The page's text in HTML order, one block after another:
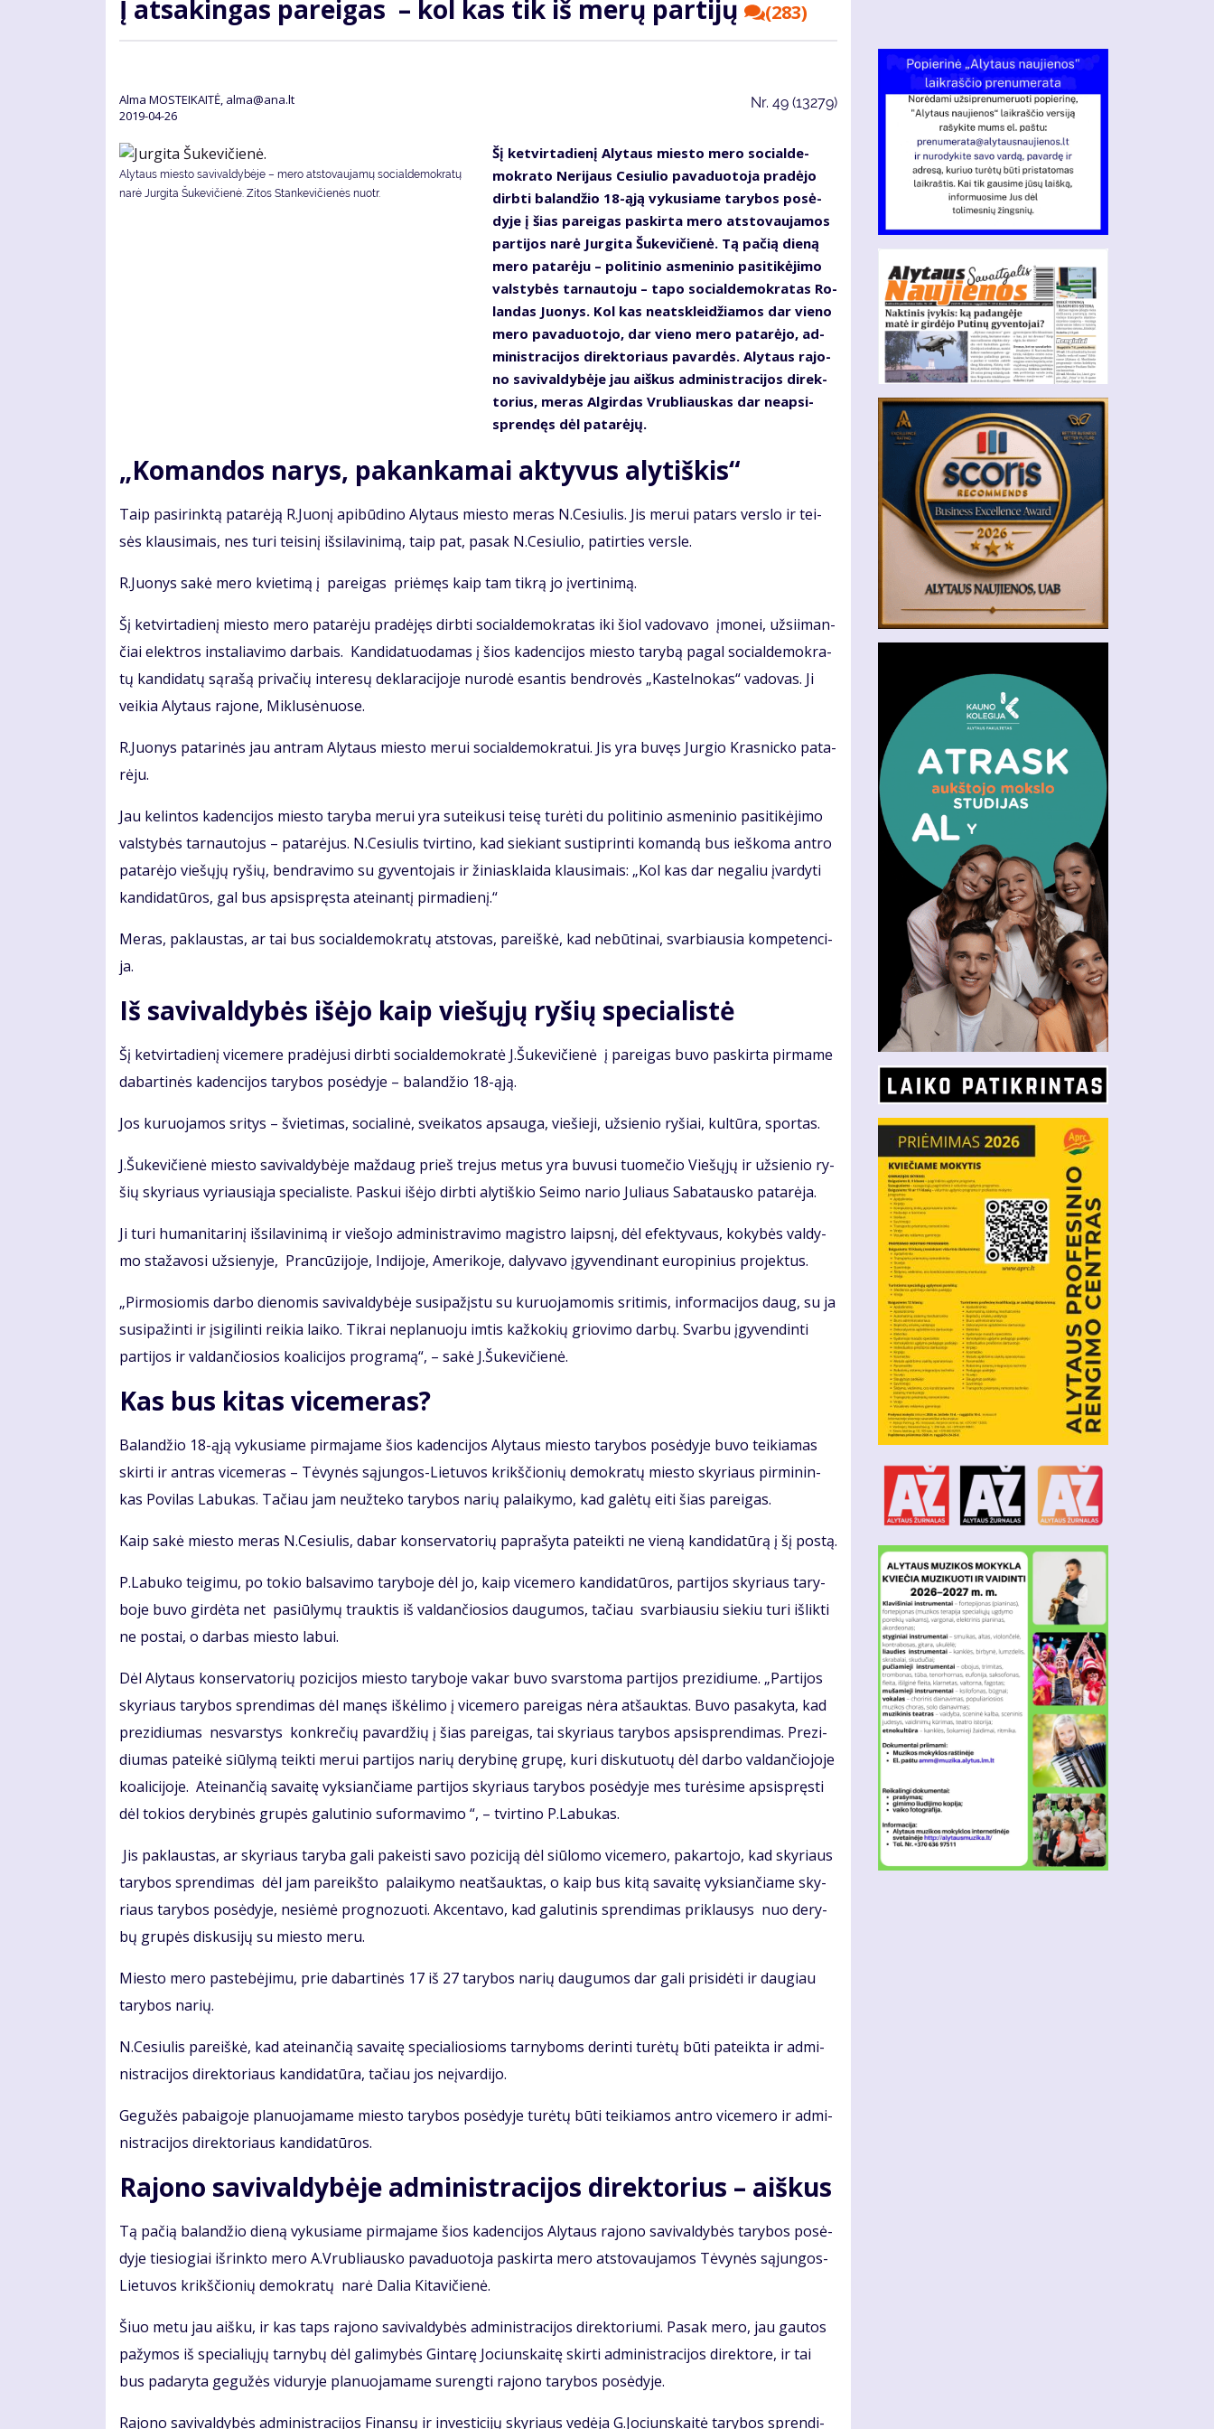
Į at­sa­kin­gas pa­rei­gas – kol kas tik iš me­rų par­ti­jų (283)
Alma MOSTEIKAITĖ, alma@ana.lt
2019-04-26
Nr. 49 (13279)
Alytaus miesto savivaldybėje – mero atstovaujamų socialdemokratų
narė Jurgita Šukevičienė. Zitos Stankevičienės nuotr.
Šį ket­vir­ta­die­nį Aly­taus mies­to me­ro so­cial­de­
mok­ra­to Ne­ri­jaus Ce­siu­lio pa­va­duo­to­ja pra­dė­jo
dirb­ti ba­lan­džio 18-ąją vy­ku­sia­me ta­ry­bos po­sė­
dy­je į šias pa­rei­gas pa­skir­ta me­ro at­sto­vau­ja­mos
par­ti­jos na­rė Jur­gi­ta Šu­ke­vi­čie­nė. Tą pa­čią die­ną
me­ro pa­ta­rė­ju – po­li­ti­nio as­me­ni­nio pa­si­ti­kė­ji­mo
vals­ty­bės tar­nau­to­ju – ta­po so­cial­de­mok­ra­tas Ro­
lan­das Juo­nys. Kol kas ne­at­sklei­džia­mos dar vie­no
me­ro pa­va­duo­to­jo, dar vie­no me­ro pa­ta­rė­jo, ad­
mi­nist­ra­ci­jos di­rek­to­riaus pa­var­dės. Aly­taus ra­jo­
no sa­vi­val­dy­bė­je jau aiš­kus ad­mi­nist­ra­ci­jos di­rek­
to­rius, me­ras Al­gir­das Vrub­liaus­kas dar neap­si­
spren­dęs dėl pa­ta­rė­jų.
„Ko­man­dos na­rys, pa­kan­ka­mai ak­ty­vus aly­tiš­kis“
Taip pa­si­rink­tą pa­ta­rė­ją R.Juo­nį api­bū­di­no Aly­taus mies­to me­ras N.Ce­siu­lis. Jis me­rui pa­tars ver­slo ir tei­
sės klau­si­mais, nes tu­ri tei­si­nį iš­si­la­vi­ni­mą, taip pat, pa­sak N.Ce­siu­lio, pa­tir­ties ver­sle.
R.Juo­nys sa­kė me­ro kvie­ti­mą į pa­rei­gas pri­ėmęs kaip tam tik­rą jo įver­ti­ni­mą.
Šį ket­vir­ta­die­nį mies­to me­ro pa­ta­rė­ju pra­dė­jęs dirb­ti so­cial­de­mok­ra­tas iki šiol va­do­va­vo įmo­nei, už­si­i­man­
čiai elek­tros ins­ta­lia­vi­mo dar­bais. Kan­di­da­tuo­da­mas į šios ka­den­ci­jos mies­to ta­ry­bą pa­gal so­cial­de­mok­ra­
tų kan­di­da­tų są­ra­šą pri­va­čių in­te­re­sų de­kla­ra­ci­jo­je nu­ro­dė esan­tis ben­dro­vės „Kas­tel­no­kas“ va­do­vas. Ji
vei­kia Aly­taus ra­jo­ne, Mik­lu­sė­nuo­se.
R.Juo­nys pa­ta­ri­nės jau ant­ram Aly­taus mies­to me­rui so­cial­de­mok­ra­tui. Jis yra bu­vęs Jur­gio Kras­nic­ko pa­ta­
rė­ju.
Jau ke­lin­tos ka­den­ci­jos mies­to ta­ry­ba me­rui yra su­tei­ku­si tei­sę tu­rė­ti du po­li­ti­nio as­me­ni­nio pa­si­ti­kė­ji­mo
vals­ty­bės tar­nau­to­jus – pa­ta­rė­jus. N.Ce­siu­lis tvir­ti­no, kad sie­kiant su­stip­rin­ti ko­man­dą bus ieš­ko­ma an­tro
pa­ta­rė­jo vie­šų­jų ry­šių, ben­dra­vi­mo su gy­ven­to­jais ir ži­niask­lai­da klau­si­mais: „Kol kas dar ne­ga­liu įvar­dy­ti
kan­di­da­tū­ros, gal bus ap­si­spręs­ta at­ei­nan­tį pir­ma­die­nį.“
Me­ras, pa­klaus­tas, ar tai bus so­cial­de­mok­ra­tų at­sto­vas, pa­reiš­kė, kad ne­bū­ti­nai, svar­biau­sia kom­pe­ten­ci­
ja.
Iš sa­vi­val­dy­bės iš­ėjo kaip vie­šų­jų ry­šių spe­cia­lis­tė
Šį ket­vir­ta­die­nį vi­ce­me­re pra­dė­ju­si dirb­ti so­cial­de­mok­ra­tė J.Šu­ke­vi­čie­nė į pa­rei­gas bu­vo pa­skir­ta pir­ma­me
dabartinės kadencijos ta­ry­bos po­sė­dy­je – ba­lan­džio 18-ąją.
Jos ku­ruo­ja­mos sri­tys – švie­ti­mas, so­cia­li­nė, svei­ka­tos ap­sau­ga, vie­šie­ji, už­sie­nio ry­šiai, kul­tū­ra, spor­tas.
J.Šu­ke­vi­čie­nė mies­to sa­vi­val­dy­bė­je maž­daug prieš tre­jus me­tus yra bu­vu­si tuo­me­čio Vie­šų­jų ir už­sie­nio ry­
šių sky­riaus vy­riau­si­ą­ja spe­cia­lis­te. Pas­kui iš­ėjo dirb­ti aly­tiš­kio Sei­mo na­rio Ju­liaus Sa­ba­taus­ko pa­ta­rė­ja.
Ji tu­ri hu­ma­ni­ta­ri­nį iš­si­la­vi­ni­mą ir vie­šo­jo ad­mi­nist­ra­vi­mo ma­gist­ro laips­nį, dėl efek­ty­vaus, ko­ky­bės val­dy­
mo sta­ža­vo­si už­sie­ny­je, Pran­cū­zi­jo­je, In­di­jo­je, Ame­ri­ko­je, da­ly­va­vo įgy­ven­di­nant eu­ro­pi­nius pro­jek­tus.
„Pir­mo­sio­mis dar­bo die­no­mis sa­vi­val­dy­bė­je su­si­pa­žįs­tu su ku­ruo­ja­mo­mis sri­ti­mis, in­for­ma­ci­jos daug, su ja
su­si­pa­žin­ti ir įsi­gi­lin­ti rei­kia lai­ko. Tik­rai ne­pla­nuo­ju im­tis kaž­ko­kių grio­vi­mo dar­bų. Svar­bu įgy­ven­din­ti
par­ti­jos ir val­dan­čio­sios ko­a­li­ci­jos pro­gra­mą“, – sa­kė J.Šu­ke­vi­čie­nė.
Kas bus ki­tas vi­ce­me­ras?
Ba­lan­džio 18-ąją vy­ku­sia­me pir­ma­ja­me šios ka­den­ci­jos Aly­taus mies­to ta­ry­bos po­sė­dy­je bu­vo tei­kia­mas
skir­ti ir ant­ras vi­ce­me­ras – Tė­vy­nės są­jun­gos-Lie­tu­vos krikš­čio­nių de­mok­ra­tų mies­to sky­riaus pir­mi­nin­
kas Po­vi­las La­bu­kas. Ta­čiau jam ne­už­te­ko ta­ry­bos na­rių pa­lai­ky­mo, kad ga­lė­tų ei­ti šias pa­rei­gas.
Kaip sa­kė mies­to me­ras N.Ce­siu­lis, da­bar kon­ser­va­to­rių pa­pra­šy­ta pa­teik­ti ne vie­ną kan­di­da­tū­rą į šį pos­tą.
P.La­bu­ko tei­gi­mu, po to­kio bal­sa­vi­mo ta­ry­bo­je dėl jo, kaip vi­ce­me­ro kan­di­da­tū­ros, par­ti­jos sky­riaus ta­ry­
bo­je bu­vo girdėta net pa­siū­ly­mų trauk­tis iš val­dan­čio­sios dau­gu­mos, ta­čiau svar­biau­siu sie­kiu tu­ri iš­lik­ti
ne pos­tai, o dar­bas mies­to la­bui.
Dėl Aly­taus kon­ser­va­to­rių po­zi­ci­jos mies­to ta­ry­bo­je va­kar bu­vo svars­to­ma par­ti­jos pre­zi­diu­me. „Par­ti­jos
sky­riaus ta­ry­bos spren­di­mas dėl ma­nęs iš­kė­li­mo į vi­ce­me­ro pa­rei­gas nė­ra at­šauk­tas. Bu­vo pa­sa­ky­ta, kad
pre­zi­diu­mas ne­svars­tys kon­kre­čių pa­var­džių į šias pa­rei­gas, tai sky­riaus ta­ry­bos ap­si­spren­di­mas. Pre­zi­
diu­mas pa­tei­kė siū­ly­mą teik­ti me­rui par­ti­jos na­rių de­ry­bi­nę gru­pę, ku­ri dis­ku­tuo­tų dėl dar­bo val­dan­čio­jo­je
ko­a­li­ci­jo­je. At­ei­nan­čią sa­vai­tę vyk­sian­čia­me par­ti­jos sky­riaus ta­ry­bos po­sė­dy­je mes tu­rė­si­me ap­si­spręs­ti
dėl to­kios de­ry­bi­nės gru­pės ga­lu­ti­nio su­for­ma­vi­mo “, – tvir­ti­no P.La­bu­kas.
Jis pa­klaus­tas, ar sky­riaus ta­ry­ba ga­li pa­keis­ti sa­vo po­zi­ci­ją dėl siū­lo­mo vi­ce­me­ro, pa­kar­to­jo, kad sky­riaus
ta­ry­bos spren­di­mas dėl jam pa­reikš­to pa­lai­ky­mo ne­at­šauk­tas, o kaip bus ki­tą sa­vai­tę vyk­sian­čia­me sky­
riaus ta­ry­bos po­sė­dy­je, ne­si­ė­mė prog­no­zuo­ti. Ak­cen­ta­vo, kad ga­lu­ti­nis spren­di­mas pri­klau­sys nuo de­ry­
bų gru­pės dis­ku­si­jų su mies­to me­ru.
Mies­to me­ro pa­ste­bė­ji­mu, prie da­bar­ti­nės 17 iš 27 ta­ry­bos na­rių dau­gu­mos dar ga­li pri­si­dė­ti ir dau­giau
ta­ry­bos na­rių.
N.Ce­siu­lis pa­reiš­kė, kad at­ei­nan­čią sa­vai­tę spe­cia­lio­sioms tar­ny­boms de­rin­ti tu­rė­tų bū­ti pa­teik­ta ir ad­mi­
nist­ra­ci­jos di­rek­to­riaus kan­di­da­tū­ra, ta­čiau jos ne­įvar­di­jo.
Ge­gu­žės pabaigoje pla­nuo­ja­ma­me mies­to ta­ry­bos po­sė­dy­je tu­rė­tų bū­ti tei­kia­mos an­tro vi­ce­me­ro ir ad­mi­
nist­ra­ci­jos di­rek­to­riaus kan­di­da­tū­ros.
Ra­jo­no sa­vi­val­dy­bė­je ad­mi­nist­ra­ci­jos di­rek­to­rius – aiš­kus
Tą pa­čią ba­lan­džio die­ną vy­ku­sia­me pir­ma­ja­me šios ka­den­ci­jos Aly­taus ra­jo­no sa­vi­val­dy­bės ta­ry­bos po­sė­
dy­je tie­sio­giai iš­rink­to me­ro A.Vrub­liaus­ko pa­va­duo­to­ja pa­skir­ta me­ro at­sto­vau­ja­mos Tė­vy­nės są­jun­gos-
Lie­tu­vos krikš­čio­nių de­mok­ra­tų na­rė Da­lia Ki­ta­vi­čie­nė.
Šiuo me­tu jau aiš­ku, ir kas taps ra­jo­no sa­vi­val­dy­bės ad­mi­nist­ra­ci­jos di­rek­to­riu­mi. Pa­sak me­ro, jau gau­tos
pa­žy­mos iš spe­cia­lių­jų tar­ny­bų dėl ga­li­my­bės Gin­ta­rę Jo­ciuns­kai­tę skir­ti ad­mi­nist­ra­ci­jos di­rek­to­re, ir tai
bus pa­da­ry­ta ge­gu­žės vi­du­ry­je pla­nuo­ja­ma­me su­reng­ti ra­jo­no ta­ry­bos po­sė­dy­je.
Ra­jo­no sa­vi­val­dy­bės ad­mi­nist­ra­ci­jos Fi­nan­sų ir in­ves­ti­ci­jų sky­riaus ve­dė­ja G.Jo­ciuns­kai­tė ta­ry­bos spren­di­